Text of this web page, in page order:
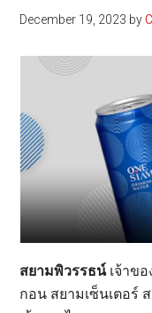
December 19, 2023 by
สยามพิวรรธน์เจ้าขอ
กอน สยามเซ็นเตอร์